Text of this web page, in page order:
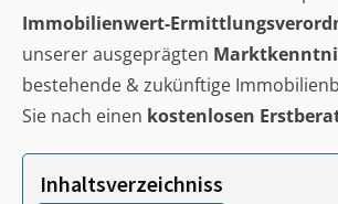
Immobilienwert-
unserer ausgeprägten
bestehende & zukünftige
Sie nach einen kostenlosen
Inhaltsverzeichniss